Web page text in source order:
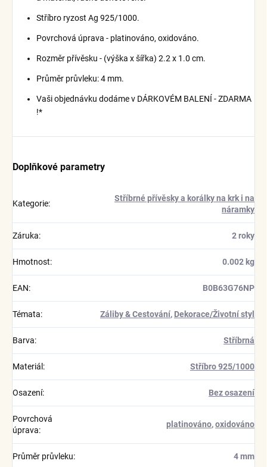
Stříbro ryzost Ag 925/1000.
Povrchová úprava - platinováno, oxidováno.
Rozměr přívěsku - (výška x šířka) 2.2 x 1.0 cm.
Průměr průvleku: 4 mm.
Vaši objednávku dodáme v DÁRKOVÉM BALENÍ - ZDARMA
!*
Doplňkové parametry
Kategorie:
Stříbrné přívěsky a korálky na krk i na
náramky
Záruka: 2 roky
Hmotnost: 0.002 kg
EAN: B0B63G76NP
Témata: Záliby & Cestování, Dekorace/Životní styl
Barva: Stříbrná
Materiál : Stříbro 925/1000
Osazení: Bez osazení
Povrchová
úprava:
platinováno,oxidováno
Průměr průvleku: 4 mm